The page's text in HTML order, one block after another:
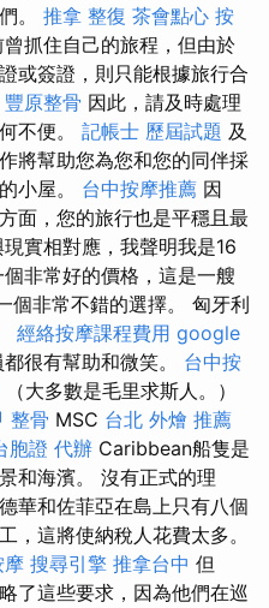
。 推拿 整復 茶會點心 按
抓住自己的旅程，但由於
或簽證，則只能根據旅行合
豐原整骨 因此，請及時處理
不便。 記帳士 歷屆試題 及
將幫助您為您和您的同伴採
小屋。 台中按摩推薦 因
面，您的旅行也是平穩且最
實相對應，我聲明我是16
非常好的價格，這是一艘
個非常不錯的選擇。 匈牙利
經絡按摩課程費用 google
很有幫助和微笑。 台中按
（大多數是毛里求斯人。）
整骨 MSC 台北 外燴 推薦
胞證 代辦 Caribbean船隻是
和海濱。 沒有正式的理
華和佐菲亞在島上只有八個
，這將使納稅人花費太多。
摩 搜尋引擎 推拿台中 但
了這些要求，因為他們在巡